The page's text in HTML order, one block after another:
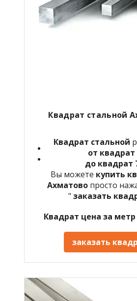
Квадрат стальной
Квадрат стальной
от квадрат
до квадрат
Вы можете купить
Ахматовопросто
" заказать
Квадрат цена за метр
заказать